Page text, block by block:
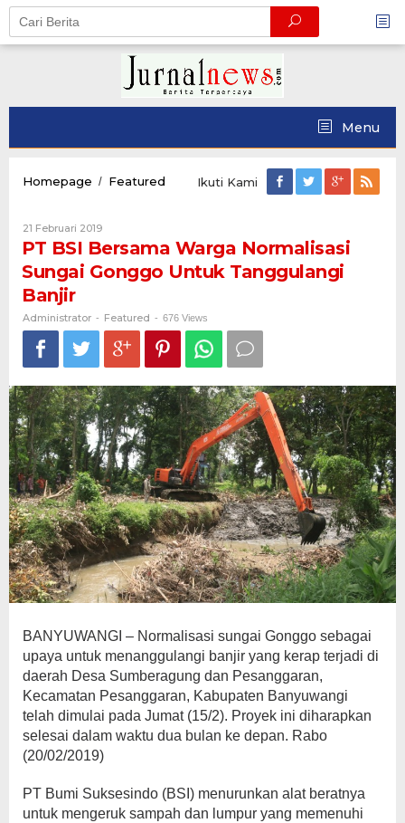
Skip
content
Menu
Homepage / Featured
Normalisasi
Gonggo
Ikuti Kami
21 Februari 2019Oleh
PT BSI Bersama Warga Normalisasi
Sungai Gonggo Untuk Tanggulangi
Banjir
Administrator - Featured - 676 Views
BANYUWANGI – Normalisasi sungai Gonggo sebagai
upaya untuk menanggulangi banjir yang kerap terjadi di
daerah Desa Sumberagung dan Pesanggaran,
Kecamatan Pesanggaran, Kabupaten Banyuwangi
telah dimulai pada Jumat (15/2). Proyek ini diharapkan
selesai dalam waktu dua bulan ke depan. Rabo
(20/02/2019)
PT Bumi Suksesindo (BSI) menurunkan alat beratnya
untuk mengeruk sampah dan lumpur yang memenuhi